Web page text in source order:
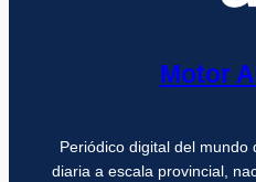
Motor
Periódico digital del mundo
diaria a escala provincial,